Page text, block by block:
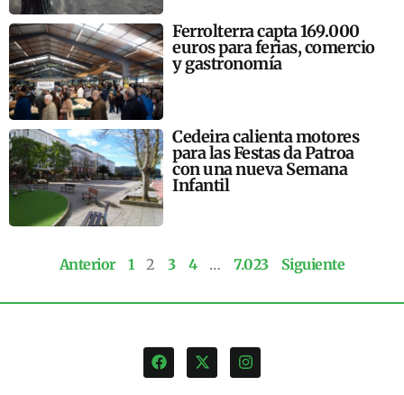
Ferrolterra capta 169.000
euros para ferias, comercio
y gastronomía
Cedeira calienta motores
para las Festas da Patroa
con una nueva Semana
Infantil
Anterior 1 2 3 4 … 7.023 Siguiente